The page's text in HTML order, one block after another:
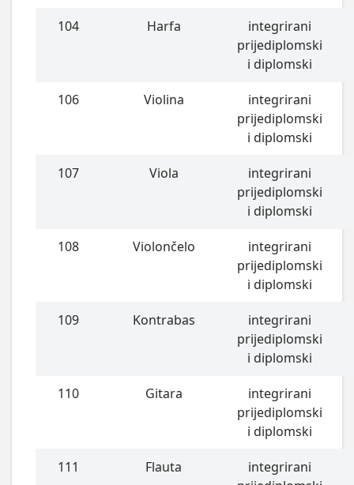
104 Harfa
integrirani
prijediplomski
i diplomski
106 Violina
integrirani
prijediplomski
i diplomski
107 Viola
integrirani
prijediplomski
i diplomski
108 Violončelo
integrirani
prijediplomski
i diplomski
109 Kontrabas
integrirani
prijediplomski
i diplomski
110 Gitara
integrirani
prijediplomski
i diplomski
111 Flauta
integrirani